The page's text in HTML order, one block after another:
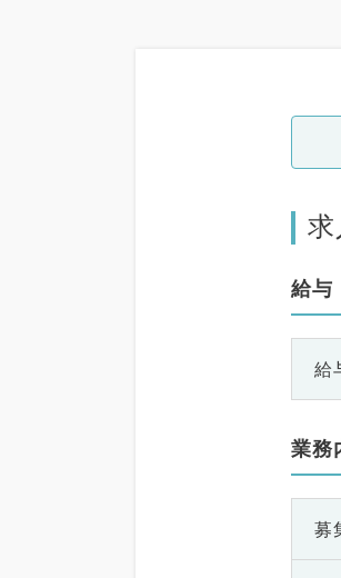
求
給与
給
業務
募